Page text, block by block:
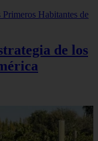
de los